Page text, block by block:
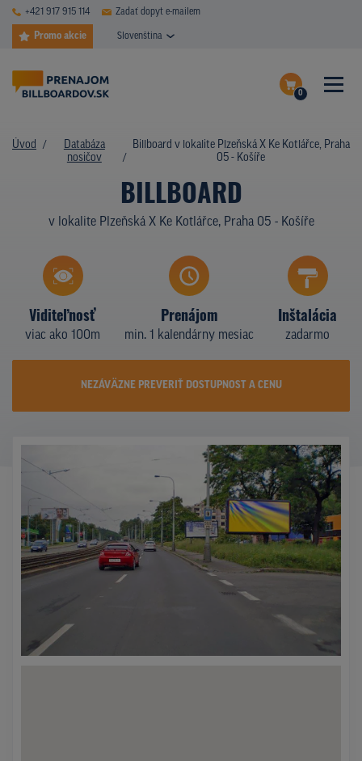
+421 917 915 114 Zadať dopyt e-mailem
Promo akcie Slovenština
0
Dokončiť dopyt
DATABÁZA NOSIČOV
PLOCHY V AKCII
CENY
TYPY NOSIČOV
KTO SME
KONTAKTY
Úvod
Databáza
nosičov
Billboard v lokalite Plzeňská X Ke Kotlářce, Praha
05 - Košíře
BILLBOARD
v lokalite Plzeňská X Ke Kotlářce, Praha 05 - Košíře
Viditeľnosť
viac ako 100m
Prenájom
min. 1 kalendárny mesiac
Inštalácia
zadarmo
NEZÁVÄZNE PREVERIŤ DOSTUPNOST A CENU